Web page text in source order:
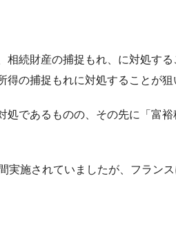
相続財産の捕捉もれ、に対処す
得の捕捉もれに対処することが狙
処であるものの、その先に「富
実施されていましたが、フラン